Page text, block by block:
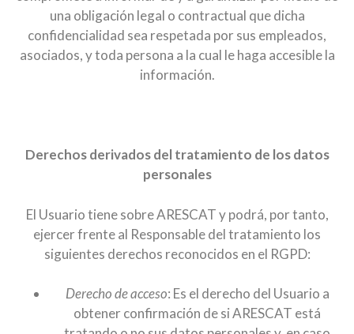
una obligación legal o contractual que dicha
confidencialidad sea respetada por sus empleados,
asociados, y toda persona a la cual le haga accesible la
información.
Derechos derivados del tratamiento de los datos
personales
El Usuario tiene sobre ARESCAT y podrá, por tanto,
ejercer frente al Responsable del tratamiento los
siguientes derechos reconocidos en el RGPD:
Derecho de acceso: Es el derecho del Usuario a
obtener confirmación de si ARESCAT está